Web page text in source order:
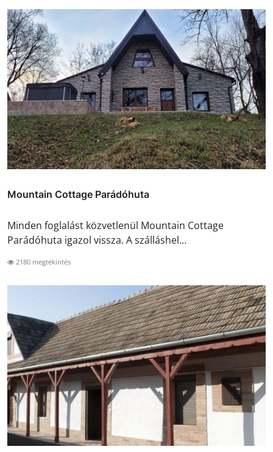
Mountain Cottage Parádóhuta
Minden foglalást közvetlenül Mountain Cottage
Parádóhuta igazol vissza. A szálláshel...
2180 megtekintés